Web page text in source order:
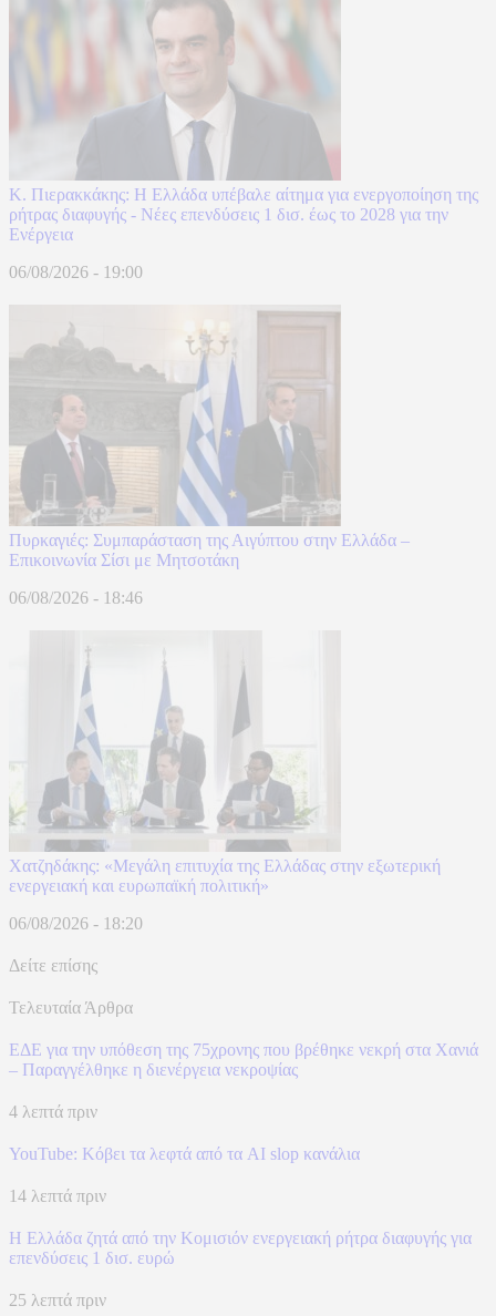
Κ. Πιερακκάκης: Η Ελλάδα υπέβαλε αίτημα για ενεργοποίηση της
ρήτρας διαφυγής - Νέες επενδύσεις 1 δισ. έως το 2028 για την
Ενέργεια
06/08/2026 - 19:00
Πυρκαγιές: Συμπαράσταση της Αιγύπτου στην Ελλάδα –
Επικοινωνία Σίσι με Μητσοτάκη
06/08/2026 - 18:46
Χατζηδάκης: «Μεγάλη επιτυχία της Ελλάδας στην εξωτερική
ενεργειακή και ευρωπαϊκή πολιτική»
06/08/2026 - 18:20
Δείτε επίσης
Τελευταία Άρθρα
ΕΔΕ για την υπόθεση της 75χρονης που βρέθηκε νεκρή στα Χανιά
– Παραγγέλθηκε η διενέργεια νεκροψίας
4 λεπτά πριν
YouTube: Κόβει τα λεφτά από τα AI slop κανάλια
14 λεπτά πριν
Η Ελλάδα ζητά από την Κομισιόν ενεργειακή ρήτρα διαφυγής για
επενδύσεις 1 δισ. ευρώ
25 λεπτά πριν